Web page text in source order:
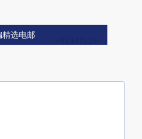
精选电邮